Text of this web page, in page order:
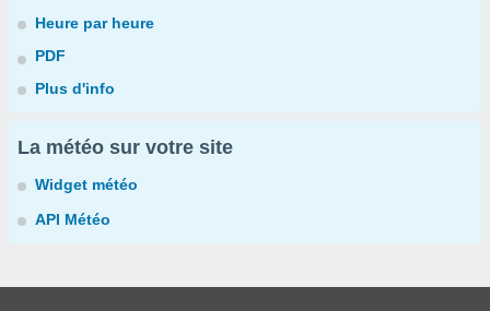
Heure par heure
PDF
Plus d'info
La météo sur votre site
Widget météo
API Météo